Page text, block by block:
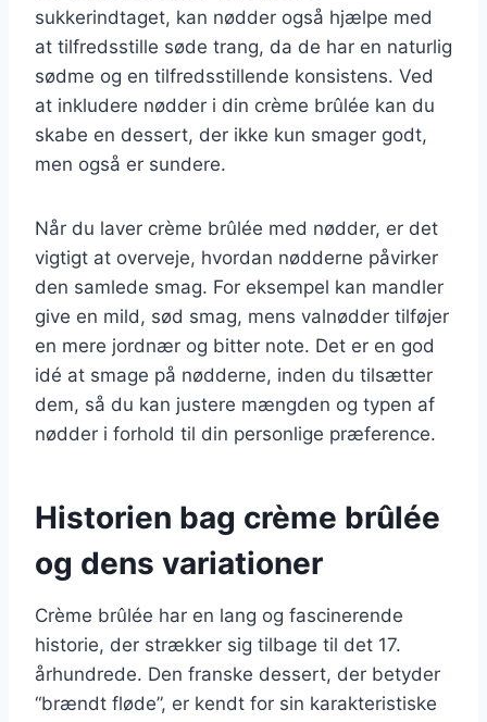
sukkerindtaget, kan nødder også hjælpe med
at tilfredsstille søde trang, da de har en naturlig
sødme og en tilfredsstillende konsistens. Ved
at inkludere nødder i din crème brûlée kan du
skabe en dessert, der ikke kun smager godt,
men også er sundere.
Når du laver crème brûlée med nødder, er det
vigtigt at overveje, hvordan nødderne påvirker
den samlede smag. For eksempel kan mandler
give en mild, sød smag, mens valnødder tilføjer
en mere jordnær og bitter note. Det er en god
idé at smage på nødderne, inden du tilsætter
dem, så du kan justere mængden og typen af
nødder i forhold til din personlige præference.
Historien bag crème brûlée
og dens variationer
Crème brûlée har en lang og fascinerende
historie, der strækker sig tilbage til det 17.
århundrede. Den franske dessert, der betyder
“brændt fløde”, er kendt for sin karakteristiske